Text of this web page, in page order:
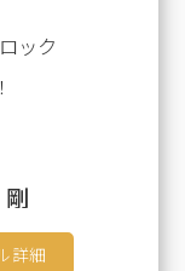
ック
詳細